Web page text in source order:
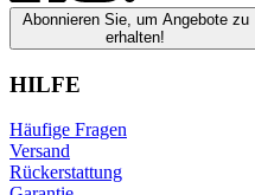
Abonnieren Sie, um Angebote zu
erhalten!
HILFE
Häufige Fragen
Versand
Rückerstattung